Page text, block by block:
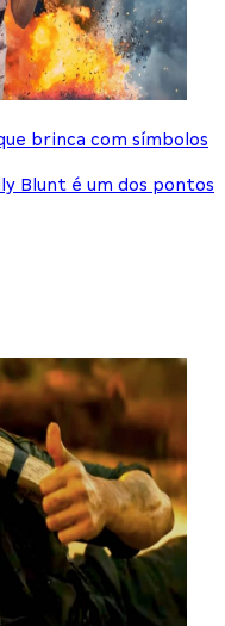
brinca com símbolos
Blunt é um dos pontos